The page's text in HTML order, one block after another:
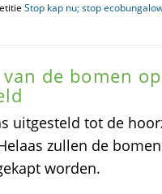
Stop kap nu; stop
de bomen
uitgesteld tot de
zullen de
worden.